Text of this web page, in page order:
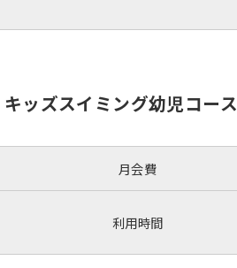
キッズスイミング幼児コー
月会費
利用時間